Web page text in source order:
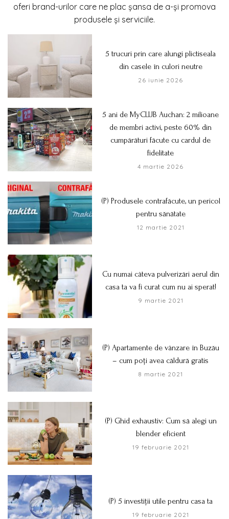
oferi brand-urilor care ne plac șansa de a-și promova
produsele și serviciile.
5 trucuri prin care alungi plictiseala
din casele în culori neutre
26 iunie 2026
5 ani de MyCLUB Auchan: 2 milioane
de membri activi, peste 60% din
cumpărături făcute cu cardul de
fidelitate
4 martie 2026
(P) Produsele contrafăcute, un pericol
pentru sănătate
12 martie 2021
Cu numai câteva pulverizări aerul din
casa ta va fi curat cum nu ai sperat!
9 martie 2021
(P) Apartamente de vânzare în Buzău
– cum poți avea căldură gratis
8 martie 2021
(P) Ghid exhaustiv: Cum să alegi un
blender eficient
19 februarie 2021
(P) 5 investiții utile pentru casa ta
19 februarie 2021